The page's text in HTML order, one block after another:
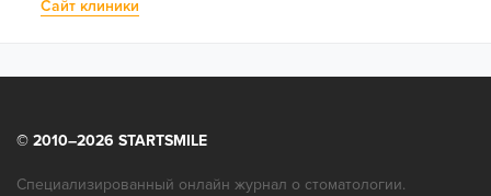
Вы бы рекомендовали эту клинику?
Сайт клиники
© 2010–2026 STARTSMILE
Специализированный онлайн журнал о стоматологии.